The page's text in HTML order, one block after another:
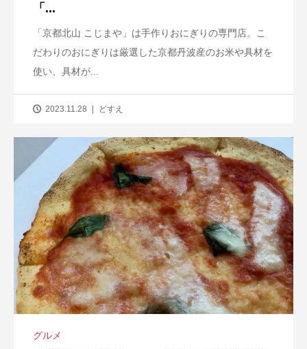
「...
「京都北山 こじまや」は手作りおにぎりの専門店。こ
だわりのおにぎりは厳選した京都丹波産のお米や具材を
使い、具材が...
2023.11.28 どすえ
グルメ